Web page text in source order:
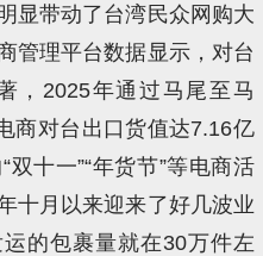
显带动了台湾民众网购大
管理平台数据显示，对台
，2025年通过马尾至马
商对台出口货值达7.16亿
十一”“年货节”等电商活
十月以来迎来了好几波业
的包裹量就在30万件左